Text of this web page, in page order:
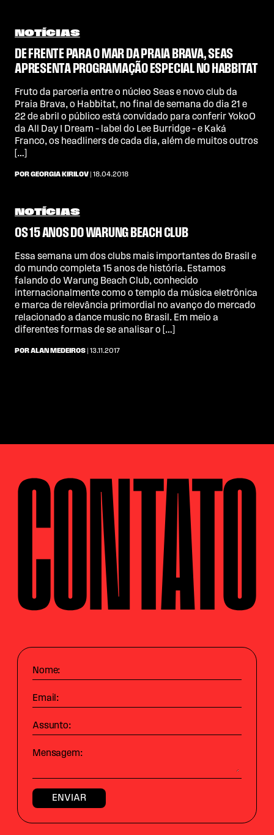
NOTÍCIAS
DE FRENTE PARA O MAR DA PRAIA BRAVA, SEAS
APRESENTA PROGRAMAÇÃO ESPECIAL NO HABBITAT
Fruto da parceria entre o núcleo Seas e novo club da
Praia Brava, o Habbitat, no final de semana do dia 21 e
22 de abril o público está convidado para conferir YokoO
da All Day I Dream – label do Lee Burridge – e Kaká
Franco, os headliners de cada dia, além de muitos outros
[…]
POR GEORGIA KIRILOV | 18.04.2018
NOTÍCIAS
OS 15 ANOS DO WARUNG BEACH CLUB
Essa semana um dos clubs mais importantes do Brasil e
do mundo completa 15 anos de história. Estamos
falando do Warung Beach Club, conhecido
internacionalmente como o templo da música eletrônica
e marca de relevância primordial no avanço do mercado
relacionado a dance music no Brasil. Em meio a
diferentes formas de se analisar o […]
POR ALAN MEDEIROS | 13.11.2017
CONTATO
Nome:
Email:
Assunto:
Mensagem: